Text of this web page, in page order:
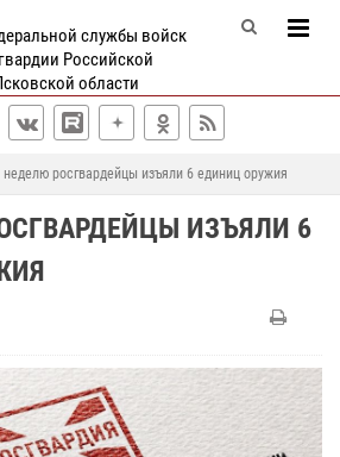
службы войск
Российской
области
неделю росгвардейцы изъяли 6 единиц оружия
ИЗЪЯЛИ 6